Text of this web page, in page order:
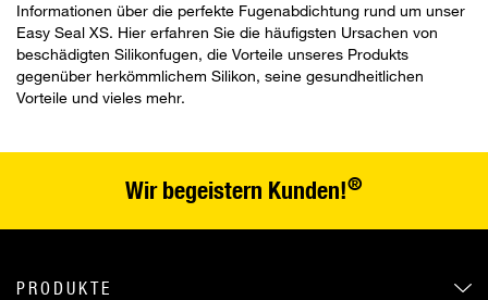
Informationen über die perfekte Fugenabdichtung rund um unser
Easy Seal XS. Hier erfahren Sie die häufigsten Ursachen von
beschädigten Silikonfugen, die Vorteile unseres Produkts
gegenüber herkömmlichem Silikon, seine gesundheitlichen
Vorteile und vieles mehr.
Wir begeistern Kunden!®
PRODUKTE